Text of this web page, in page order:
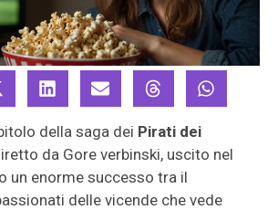
della saga dei Pirati dei
da Gore verbinski, uscito nel
un enorme successo tra il
delle vicende che vede